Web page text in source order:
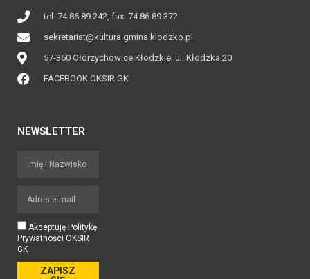
tel. 74 86 89 242, fax. 74 86 89 372
sekretariat@kultura.gmina.klodzko.pl
57-360 Ołdrzychowice Kłodzkie; ul. Kłodzka 20
FACEBOOK OKSIR GK
NEWSLETTER
Akceptuję Politykę
Prywatności OKSIR
GK
ZAPISZ